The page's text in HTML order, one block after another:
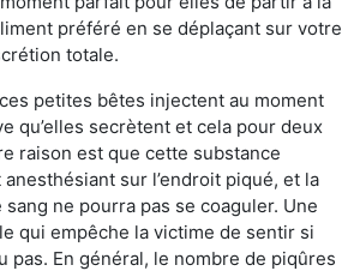
préféré en se déplaçant sur votre
totale.
petites bêtes injectent au moment
qu’elles secrètent et cela pour deux
raison est que cette substance
sur l’endroit piqué, et la
ne pourra pas se coaguler. Une
qui empêche la victime de sentir si
pas. En général, le nombre de piqûres